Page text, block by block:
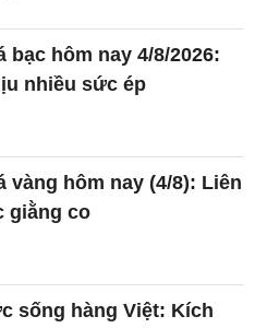
bạc hôm nay 4/8/2026:
nhiều sức ép
vàng hôm nay (4/8): Liên
giằng co
sống hàng Việt: Kích